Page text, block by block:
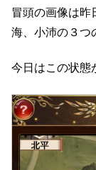
冒頭の画像は昨
海、小沛の３つ
今日はこの状態